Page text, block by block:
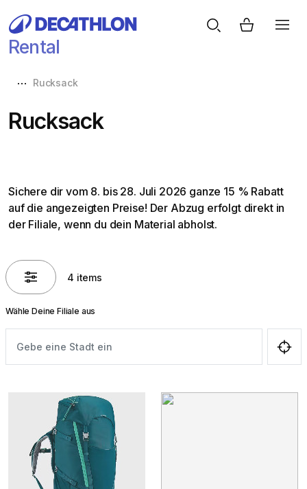
Rental
Rucksack
Rucksack
Wähle Deine Filiale aus
4 items
Sichere dir vom 8. bis 28. Juli 2026 ganze 15 % Rabatt
auf die angezeigten Preise! Der Abzug erfolgt direkt in
der Filiale, wenn du dein Material abholst.